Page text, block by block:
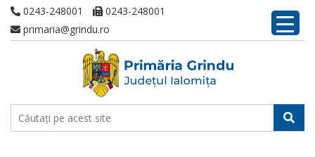
0243-248001
0243-248001
primaria@grindu.ro